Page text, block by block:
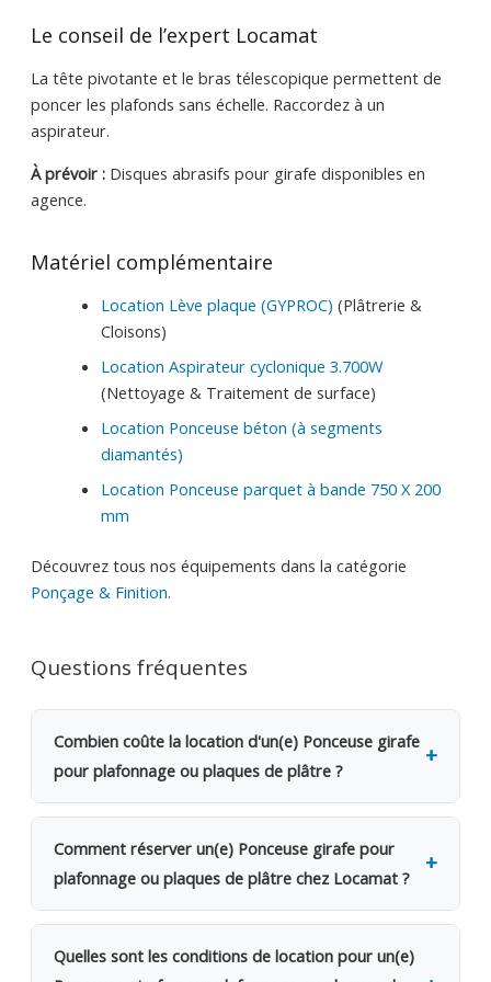
Le conseil de l’expert Locamat
La tête pivotante et le bras télescopique permettent de
poncer les plafonds sans échelle. Raccordez à un
aspirateur.
À prévoir :Disques abrasifs pour girafe disponibles en
agence.
Matériel complémentaire
Location Lève plaque (GYPROC) (Plâtrerie &
Cloisons)
Location Aspirateur cyclonique 3.700W
(Nettoyage & Traitement de surface)
Location Ponceuse béton (à segments
diamantés)
Location Ponceuse parquet à bande 750 X 200
mm
Découvrez tous nos équipements dans la catégorie
Ponçage & Finition.
Questions fréquentes
Combien coûte la location d'un(e) Ponceuse girafe
pour plafonnage ou plaques de plâtre ?
La location d'un(e) Ponceuse girafe pour plafonnage
ou plaques de plâtre coûte 22€ TVAC par jour
(18.18€ HTVA). Une caution de 150€ est demandée.
Dès le 2e jour, bénéficiez d'une remise de 20%. Pour
une semaine complète, seuls 4 jours sont facturés.
Comment réserver un(e) Ponceuse girafe pour
plafonnage ou plaques de plâtre chez Locamat ?
Rendez-vous dans l'une de nos 5 agences en
Belgique ou appelez-nous pour vérifier la
disponibilité. Le retrait se fait sur place le jour
Quelles sont les conditions de location pour un(e)